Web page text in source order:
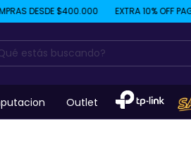
DESDE $400.000 EXTRA 10% OFF
Outlet